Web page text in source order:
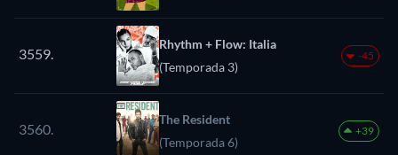
3559.
Rhythm + Flow: Italia
(Temporada 3)
-45
3560.
The Resident
(Temporada 6)
+39